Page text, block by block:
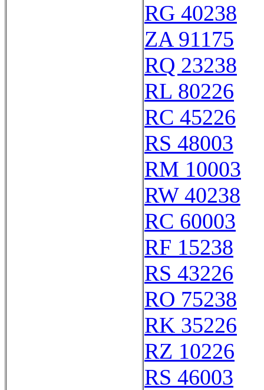
RG 40238
ZA 91175
RQ 23238
RL 80226
RC 45226
RS 48003
RM 10003
RW 40238
RC 60003
RF 15238
RS 43226
RO 75238
RK 35226
RZ 10226
RS 46003